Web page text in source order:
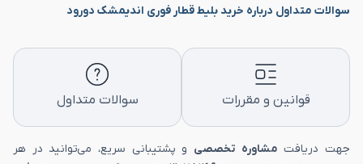
سوالات متداول درباره خرید بلیط قطار فوری اندیمشک دورود
قوانین و مقررات سوالات متداول
جهت دریافت مشاوره تخصصی و پشتیبانی سریع، می‌توانید در هر